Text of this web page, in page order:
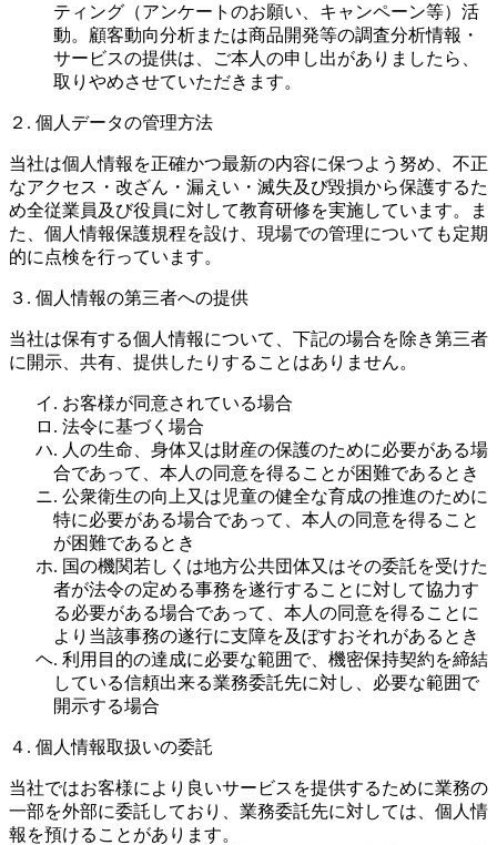
ティング（アンケートのお願い、キャンペーン等）活
動。顧客動向分析または商品開発等の調査分析情報・
サービスの提供は、ご本人の申し出がありましたら、
取りやめさせていただきます。
２. 個人データの管理方法
当社は個人情報を正確かつ最新の内容に保つよう努め、不正
なアクセス・改ざん・漏えい・滅失及び毀損から保護するた
め全従業員及び役員に対して教育研修を実施しています。ま
た、個人情報保護規程を設け、現場での管理についても定期
的に点検を行っています。
３. 個人情報の第三者への提供
当社は保有する個人情報について、下記の場合を除き第三者
に開示、共有、提供したりすることはありません。
イ. お客様が同意されている場合
ロ. 法令に基づく場合
ハ. 人の生命、身体又は財産の保護のために必要がある場
合であって、本人の同意を得ることが困難であるとき
ニ. 公衆衛生の向上又は児童の健全な育成の推進のために
特に必要がある場合であって、本人の同意を得ること
が困難であるとき
ホ. 国の機関若しくは地方公共団体又はその委託を受けた
者が法令の定める事務を遂行することに対して協力す
る必要がある場合であって、本人の同意を得ることに
より当該事務の遂行に支障を及ぼすおそれがあるとき
ヘ. 利用目的の達成に必要な範囲で、機密保持契約を締結
している信頼出来る業務委託先に対し、必要な範囲で
開示する場合
４. 個人情報取扱いの委託
当社ではお客様により良いサービスを提供するために業務の
一部を外部に委託しており、業務委託先に対しては、個人情
報を預けることがあります。